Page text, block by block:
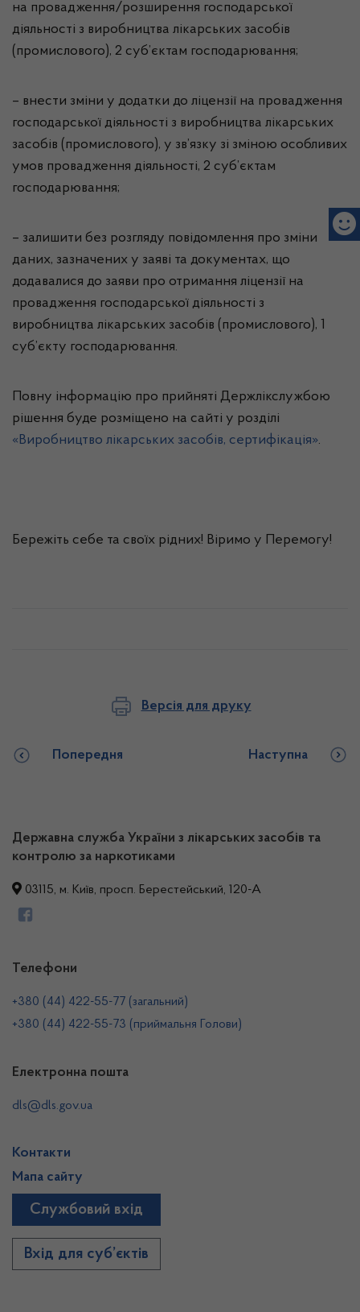
на провадження/розширення господарської
діяльності з виробництва лікарських засобів
(промислового), 2 суб’єктам господарювання;
– внести зміни у додатки до ліцензії на провадження
господарської діяльності з виробництва лікарських
засобів (промислового), у зв’язку зі зміною особливих
умов провадження діяльності, 2 суб’єктам
господарювання;
– залишити без розгляду повідомлення про зміни
даних, зазначених у заяві та документах, що
додавалися до заяви про отримання ліцензії на
провадження господарської діяльності з
виробництва лікарських засобів (промислового), 1
суб’єкту господарювання.
Повну інформацію про прийняті Держлікслужбою
рішення буде розміщено на сайті у розділі
«Виробництво лікарських засобів, сертифікація».
Бережіть себе та своїх рідних! Віримо у Перемогу!
Версія для друку
Попередня Наступна
Державна служба України з лікарських засобів та
контролю за наркотиками
03115, м. Київ, просп. Берестейський, 120-А
Телефони
+380 (44) 422-55-77 (загальний)
+380 (44) 422-55-73 (приймальня Голови)
Електронна пошта
dls@dls.gov.ua
Контакти
Мапа сайту
Службовий вхід
Вхід для суб’єктів